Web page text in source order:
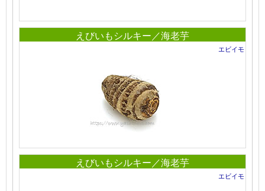
えびいもシルキー／海老芋
エビイモ
えびいもシルキー／海老芋
エビイモ